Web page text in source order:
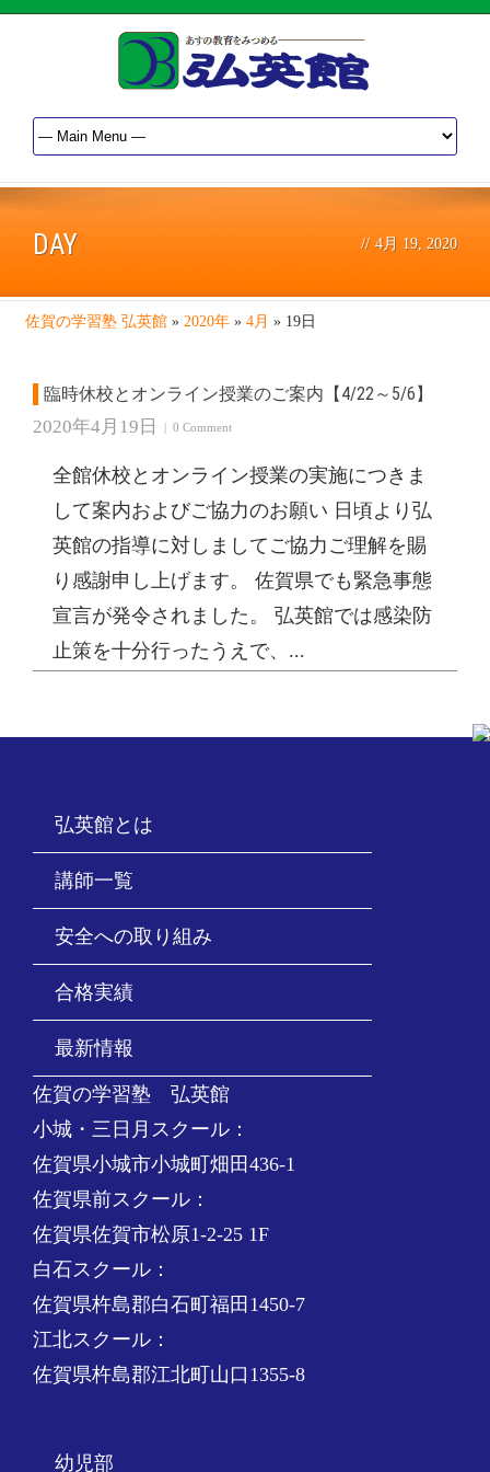
DAY // 4月 19, 2020
佐賀の学習塾 弘英館 » 2020年 » 4月 » 19日
臨時休校とオンライン授業のご案内【4/22～5/6】
2020年4月19日
| 0 Comment
全館休校とオンライン授業の実施につきま
して案内およびご協力のお願い 日頃より弘
英館の指導に対しましてご協力ご理解を賜
り感謝申し上げます。 佐賀県でも緊急事態
宣言が発令されました。 弘英館では感染防
止策を十分行ったうえで、...
弘英館とは
講師一覧
安全への取り組み
合格実績
最新情報
佐賀の学習塾 弘英館
小城・三日月スクール：
佐賀県小城市小城町畑田436-1
佐賀県前スクール：
佐賀県佐賀市松原1-2-25 1F
白石スクール：
佐賀県杵島郡白石町福田1450-7
江北スクール：
佐賀県杵島郡江北町山口1355-8
幼児部